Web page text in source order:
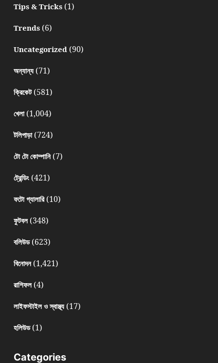
Tips & Tricks(1)
Trends(6)
Uncategorized(90)
অন্যান্য(71)
ক্রিকেট(581)
খেলা(1,004)
টলিপাড়া(724)
টো টো কোম্পানি(7)
ট্রেন্ডিং(421)
ফটো গ্যালারি(10)
ফুটবল(348)
বলিউড(623)
বিনোদন(1,421)
রাশিফল(4)
লাইফস্টাইল ও স্বাস্থ্য(17)
হলিউড(1)
Categories